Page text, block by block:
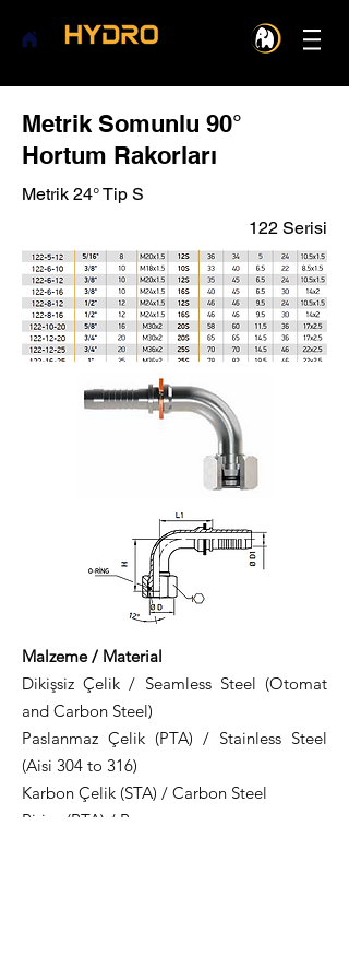
Metrik Somunlu 90°
Hortum Rakorları
Metrik 24° Tip S
122 Serisi
Malzeme / Material
Dikişsiz Çelik / Seamless Steel (Otomat
and Carbon Steel)
Paslanmaz Çelik (PTA) / Stainless Steel
(Aisi 304 to 316)
Karbon Çelik (STA) / Carbon Steel
Pirinç (BTA) / Brass